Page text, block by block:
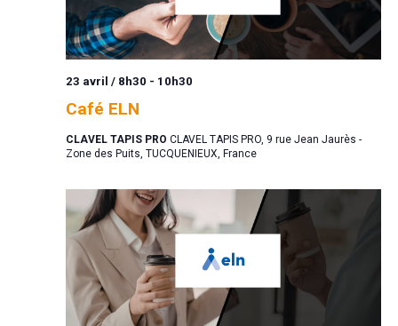
Café ELN
23 avril / 8h30 - 10h30
CLAVEL TAPIS PRO CLAVEL TAPIS PRO, 9 rue Jean Jaurès -
Zone des Puits, TUCQUENIEUX, France